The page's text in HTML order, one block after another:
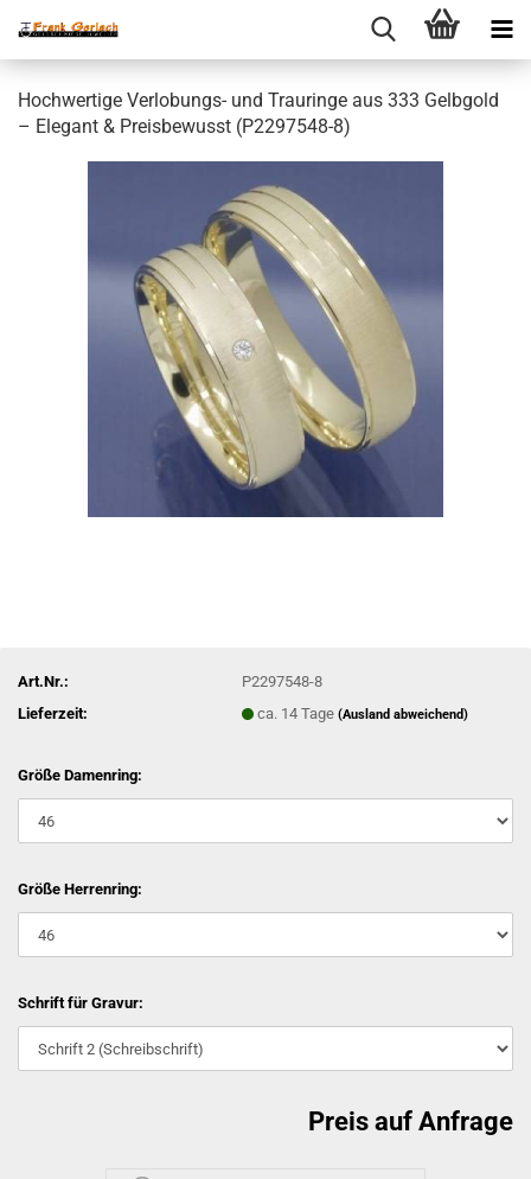
Hochwertige Verlobungs- und Trauringe aus 333 Gelbgold
– Elegant & Preisbewusst (P2297548-8)
Art.Nr.:
P2297548-8
Lieferzeit:
ca. 14 Tage(Ausland abweichend)
Größe Damenring:
Größe Herrenring:
Schrift für Gravur:
Preis auf Anfrage